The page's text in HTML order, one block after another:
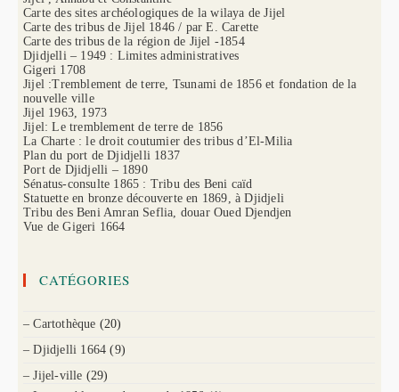
Carte des sites archéologiques de la wilaya de Jijel
Carte des tribus de Jijel 1846 / par E. Carette
Carte des tribus de la région de Jijel -1854
Djidjelli – 1949 : Limites administratives
Gigeri 1708
Jijel :Tremblement de terre, Tsunami de 1856 et fondation de la
nouvelle ville
Jijel 1963, 1973
Jijel: Le tremblement de terre de 1856
La Charte : le droit coutumier des tribus d’El-Milia
Plan du port de Djidjelli 1837
Port de Djidjelli – 1890
Sénatus-consulte 1865 : Tribu des Beni caïd
Statuette en bronze découverte en 1869, à Djidjeli
Tribu des Beni Amran Seflia, douar Oued Djendjen
Vue de Gigeri 1664
CATÉGORIES
– Cartothèque (20)
– Djidjelli 1664 (9)
– Jijel-ville (29)